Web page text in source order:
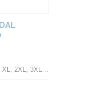
2XL, 3XL, 4XL